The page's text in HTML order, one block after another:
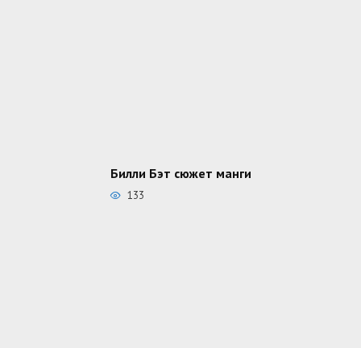
Билли Бэт сюжет манги
133